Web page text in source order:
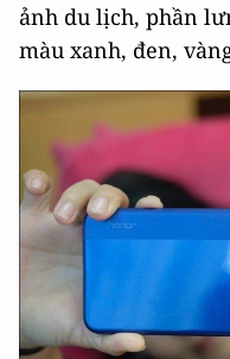
ảnh du lịch, phần
màu xanh, đen,